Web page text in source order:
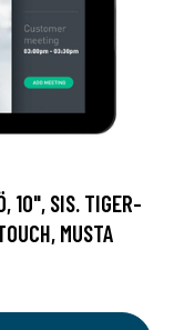
10", SIS. TIGER-
MUSTA